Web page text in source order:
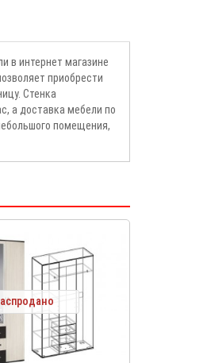
в интернет магазине
приобрести
Стенка
а доставка мебели по
помещения,